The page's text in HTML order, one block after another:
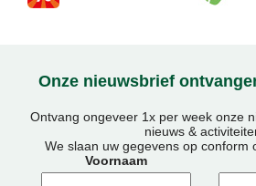
Onze nieuwsbrief
Ontvang ongeveer 1x per week onze
nieuws &
We slaan uw gegevens op conform
Voornaam